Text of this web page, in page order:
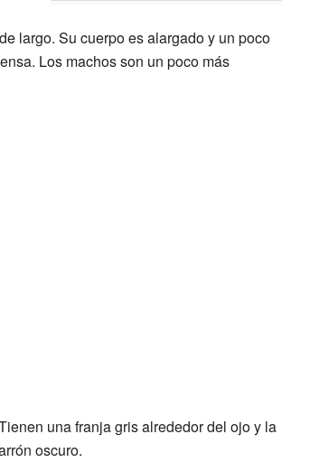
largo. Su cuerpo es alargado y un poco
Los machos son un poco más
una franja gris alrededor del ojo y la
oscuro.